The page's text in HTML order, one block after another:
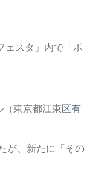
ェスタ」内で「ポ
（東京都江東区有
が、新たに「その